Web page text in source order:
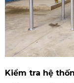
Kiểm tra hệ